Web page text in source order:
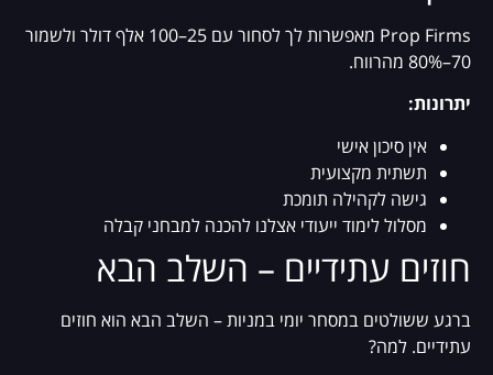
Prop Firms מאפשרות לך לסחור עם 25–100 אלף דולר ולשמור
70–80% מהרווח.
יתרונות:
אין סיכון אישי
תשתית מקצועית
גישה לקהילה תומכת
מסלול לימוד ייעודי אצלנו להכנה למבחני קבלה
חוזים עתידיים – השלב הבא
ברגע ששולטים במסחר יומי במניות – השלב הבא הוא חוזים
עתידיים. למה?